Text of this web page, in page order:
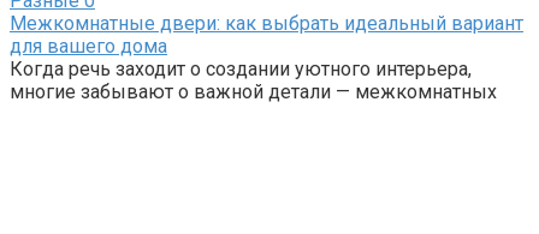
Межкомнатные двери: как выбрать идеальный вариант
для вашего дома
Когда речь заходит о создании уютного интерьера,
многие забывают о важной детали — межкомнатных